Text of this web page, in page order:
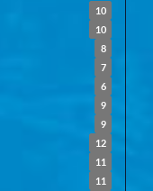
10
10
8
7
6
9
9
12
11
11